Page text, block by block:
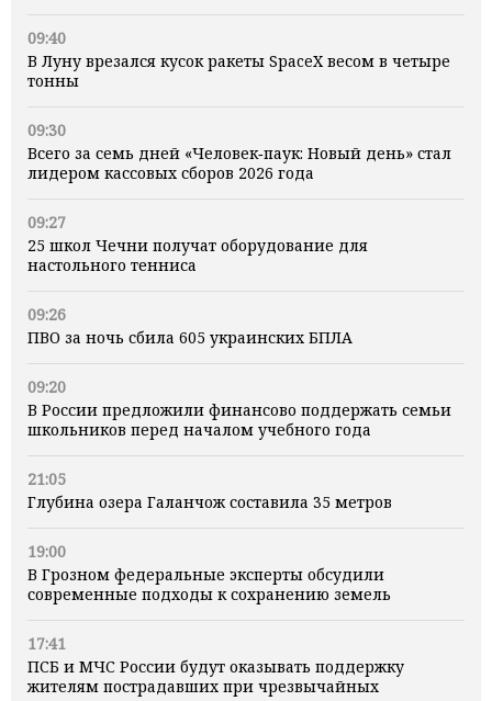
09:40
В Луну врезался кусок ракеты SpaceX весом в четыре
тонны
09:30
Всего за семь дней «Человек‑паук: Новый день» стал
лидером кассовых сборов 2026 года
09:27
25 школ Чечни получат оборудование для
настольного тенниса
09:26
ПВО за ночь сбила 605 украинских БПЛА
09:20
В России предложили финансово поддержать семьи
школьников перед началом учебного года
21:05
Глубина озера Галанчож составила 35 метров
19:00
В Грозном федеральные эксперты обсудили
современные подходы к сохранению земель
17:41
ПСБ и МЧС России будут оказывать поддержку
жителям пострадавших при чрезвычайных